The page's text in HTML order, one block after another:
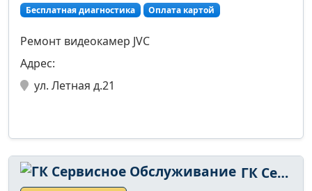
Бесплатная диагностика Оплата картой
Ремонт видеокамер JVC
Адрес:
ул. Летная д.21
ГК Сервисное Обслуживание